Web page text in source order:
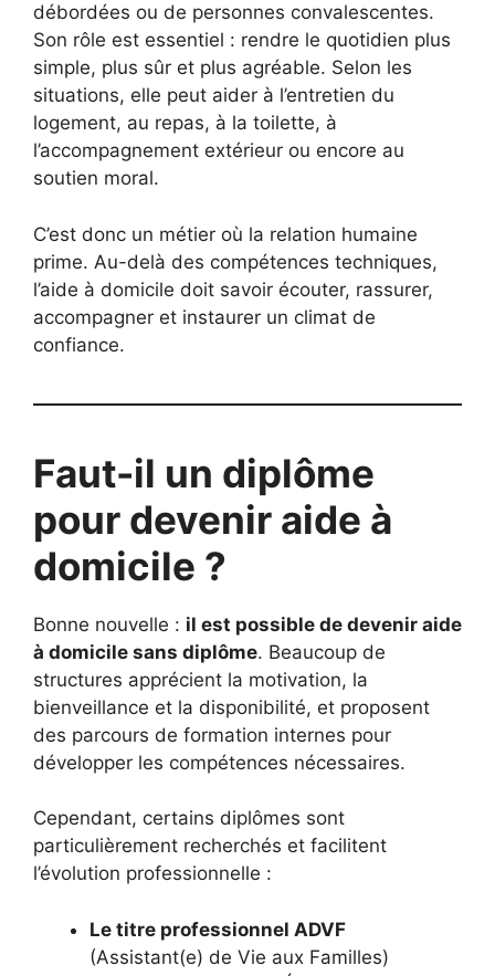
débordées ou de personnes convalescentes.
Son rôle est essentiel : rendre le quotidien plus
simple, plus sûr et plus agréable. Selon les
situations, elle peut aider à l’entretien du
logement, au repas, à la toilette, à
l’accompagnement extérieur ou encore au
soutien moral.
C’est donc un métier où la relation humaine
prime. Au-delà des compétences techniques,
l’aide à domicile doit savoir écouter, rassurer,
accompagner et instaurer un climat de
confiance.
Faut-il un diplôme
pour devenir aide à
domicile ?
Bonne nouvelle : il est possible de devenir aide
à domicile sans diplôme. Beaucoup de
structures apprécient la motivation, la
bienveillance et la disponibilité, et proposent
des parcours de formation internes pour
développer les compétences nécessaires.
Cependant, certains diplômes sont
particulièrement recherchés et facilitent
l’évolution professionnelle :
Le titre professionnel ADVF
(Assistant(e) de Vie aux Familles)